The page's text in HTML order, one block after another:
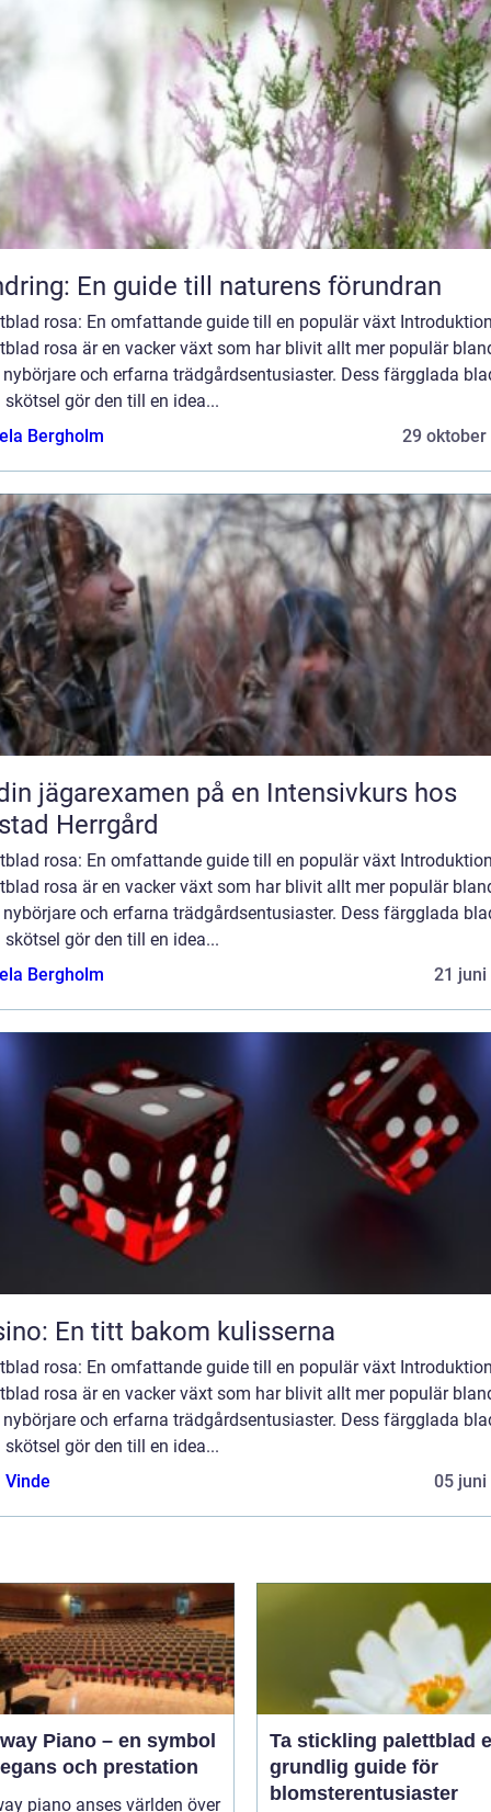
En guide till naturens förundran
rosa: En omfattande guide till en populär växt
rosa är en vacker växt som har blivit allt mer populär
och erfarna trädgårdsentusiaster. Dess färgglada
skötsel gör den till en idea...
Bergholm
29 oktober
jägarexamen på en Intensivkurs hos
Herrgård
rosa: En omfattande guide till en populär växt
rosa är en vacker växt som har blivit allt mer populär
och erfarna trädgårdsentusiaster. Dess färgglada
skötsel gör den till en idea...
Bergholm
21 juni
En titt bakom kulisserna
rosa: En omfattande guide till en populär växt
rosa är en vacker växt som har blivit allt mer populär
och erfarna trädgårdsentusiaster. Dess färgglada
skötsel gör den till en idea...
Vinde
05 juni
Piano – en symbol
och prestation
piano anses världen över
Ta stickling palettblad en
grundlig guide för
blomsterentusiaster